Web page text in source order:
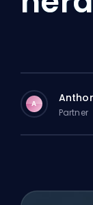
A
Partner